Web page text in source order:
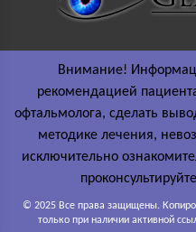
Внимание!
рекомендацией
офтальмолога, сделать
методике лечения,
исключительно
© 2025 Все права защищены.
только при наличии активной